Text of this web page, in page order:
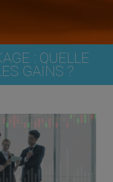
: QUELLE
GAINS ?